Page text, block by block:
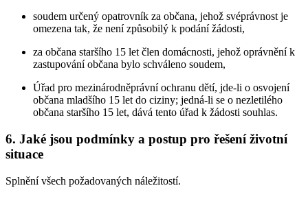
soudem určený opatrovník za občana, jehož svéprávnost je
omezena tak, že není způsobilý k podání žádosti,
za občana staršího 15 let člen domácnosti, jehož oprávnění k
zastupování občana bylo schváleno soudem,
Úřad pro mezinárodněprávní ochranu dětí, jde-li o osvojení
občana mladšího 15 let do ciziny; jedná-li se o nezletilého
občana staršího 15 let, dává tento úřad k žádosti souhlas.
6. Jaké jsou podmínky a postup pro řešení životní
situace
Splnění všech požadovaných náležitostí.